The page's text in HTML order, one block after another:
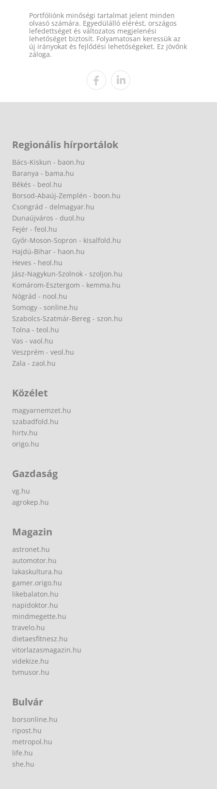
Portfóliónk minőségi tartalmat jelent minden
olvasó számára. Egyedülálló elérést, országos
lefedettséget és változatos megjelenési
lehetőséget biztosít. Folyamatosan keressük az
új irányokat és fejlődési lehetőségeket. Ez jövőnk
záloga.
Regionális hírportálok
Bács-Kiskun - baon.hu
Baranya - bama.hu
Békés - beol.hu
Borsod-Abaúj-Zemplén - boon.hu
Csongrád - delmagyar.hu
Dunaújváros - duol.hu
Fejér - feol.hu
Győr-Moson-Sopron - kisalfold.hu
Hajdú-Bihar - haon.hu
Heves - heol.hu
Jász-Nagykun-Szolnok - szoljon.hu
Komárom-Esztergom - kemma.hu
Nógrád - nool.hu
Somogy - sonline.hu
Szabolcs-Szatmár-Bereg - szon.hu
Tolna - teol.hu
Vas - vaol.hu
Veszprém - veol.hu
Zala - zaol.hu
Közélet
magyarnemzet.hu
szabadfold.hu
hirtv.hu
origo.hu
Gazdaság
vg.hu
agrokep.hu
Magazin
astronet.hu
automotor.hu
lakaskultura.hu
gamer.origo.hu
likebalaton.hu
napidoktor.hu
mindmegette.hu
travelo.hu
dietaesfitnesz.hu
vitorlazasmagazin.hu
videkize.hu
tvmusor.hu
Bulvár
borsonline.hu
ripost.hu
metropol.hu
life.hu
she.hu